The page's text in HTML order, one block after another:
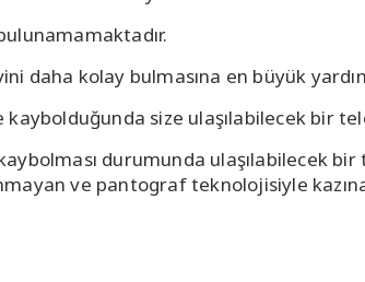
daha kolay bulmasına en büyük
size ulaşılabilecek bir
durumunda ulaşılabilecek
ve pantograf teknolojisiyle